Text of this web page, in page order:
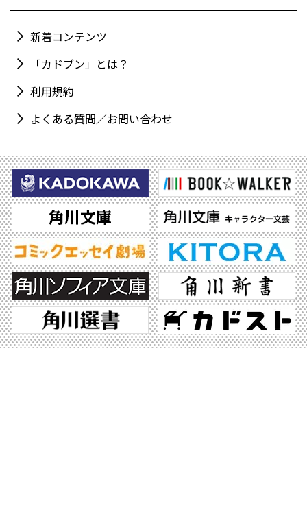
新着コンテンツ
「カドブン」とは？
利用規約
よくある質問／お問い合わせ